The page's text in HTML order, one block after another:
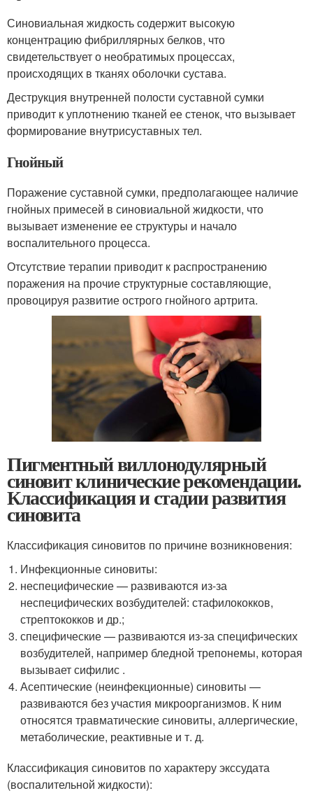
Синовиальная жидкость содержит высокую
концентрацию фибриллярных белков, что
свидетельствует о необратимых процессах,
происходящих в тканях оболочки сустава.
Деструкция внутренней полости суставной сумки
приводит к уплотнению тканей ее стенок, что вызывает
формирование внутрисуставных тел.
Гнойный
Поражение суставной сумки, предполагающее наличие
гнойных примесей в синовиальной жидкости, что
вызывает изменение ее структуры и начало
воспалительного процесса.
Отсутствие терапии приводит к распространению
поражения на прочие структурные составляющие,
провоцируя развитие острого гнойного артрита.
Пигментный виллонодулярный
синовит клинические рекомендации.
Классификация и стадии развития
синовита
Классификация синовитов по причине возникновения:
Инфекционные синовиты:
неспецифические — развиваются из-за
неспецифических возбудителей: стафилококков,
стрептококков и др.;
специфические — развиваются из-за специфических
возбудителей, например бледной трепонемы, которая
вызывает сифилис .
Асептические (неинфекционные) синовиты —
развиваются без участия микроорганизмов. К ним
относятся травматические синовиты, аллергические,
метаболические, реактивные и т. д.
Классификация синовитов по характеру экссудата
(воспалительной жидкости):